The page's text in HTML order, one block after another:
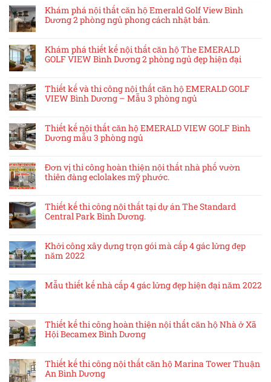
Khám phá nội thất căn hộ Emerald Golf View Bình
Dương 2 phòng ngủ phong cách nhật bản.
Khám phá thiết kế nội thất căn hộ The EMERALD
GOLF VIEW Bình Dương 2 phòng ngủ đẹp hiện đại
Thiết kế và thi công nội thất căn hộ EMERALD GOLF
VIEW Bình Dương – Mẫu 3 phòng ngủ
Thiết kế nội thất căn hộ EMERALD VIEW GOLF Bình
Dương mẫu 3 phòng ngủ
Đơn vị thi công hoàn thiện nội thất nhà phố vườn
thiên đàng eclolakes mỹ phước.
Thiết kế thi công nội thất tại dự án The Standard
Central Park Bình Dương.
Khởi công xây dựng trọn gói mà cấp 4 gác lửng đẹp
năm 2022
Mẫu thiết kế nhà cấp 4 gác lửng đẹp hiện đại năm 2022
Thiết kế thi công hoàn thiện nội thất căn hộ Nhà ở Xã
Hội Becamex Bình Dương
Thiết kế thi công nội thất căn hộ Marina Tower Thuận
An Bình Dương